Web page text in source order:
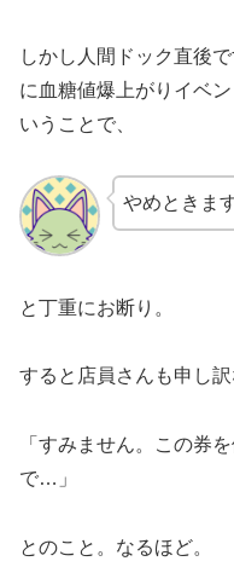
しかし人間ドック直後
に血糖値爆上がりイベ
いうことで、
やめときま
と丁重にお断り。
すると店員さんも申し訳
「すみません。この券
で…」
とのこと。なるほど。